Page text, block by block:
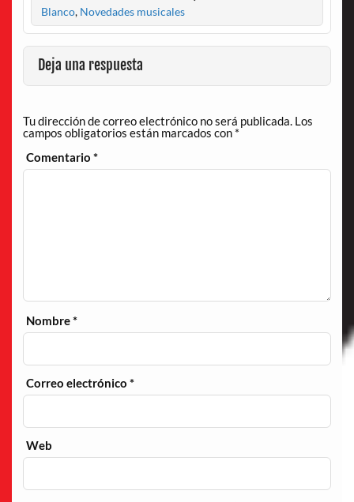
Blanco, Novedades musicales
Deja una respuesta
Tu dirección de correo electrónico no será publicada. Los
campos obligatorios están marcados con *
Comentario*
Nombre*
Correo electrónico*
Web